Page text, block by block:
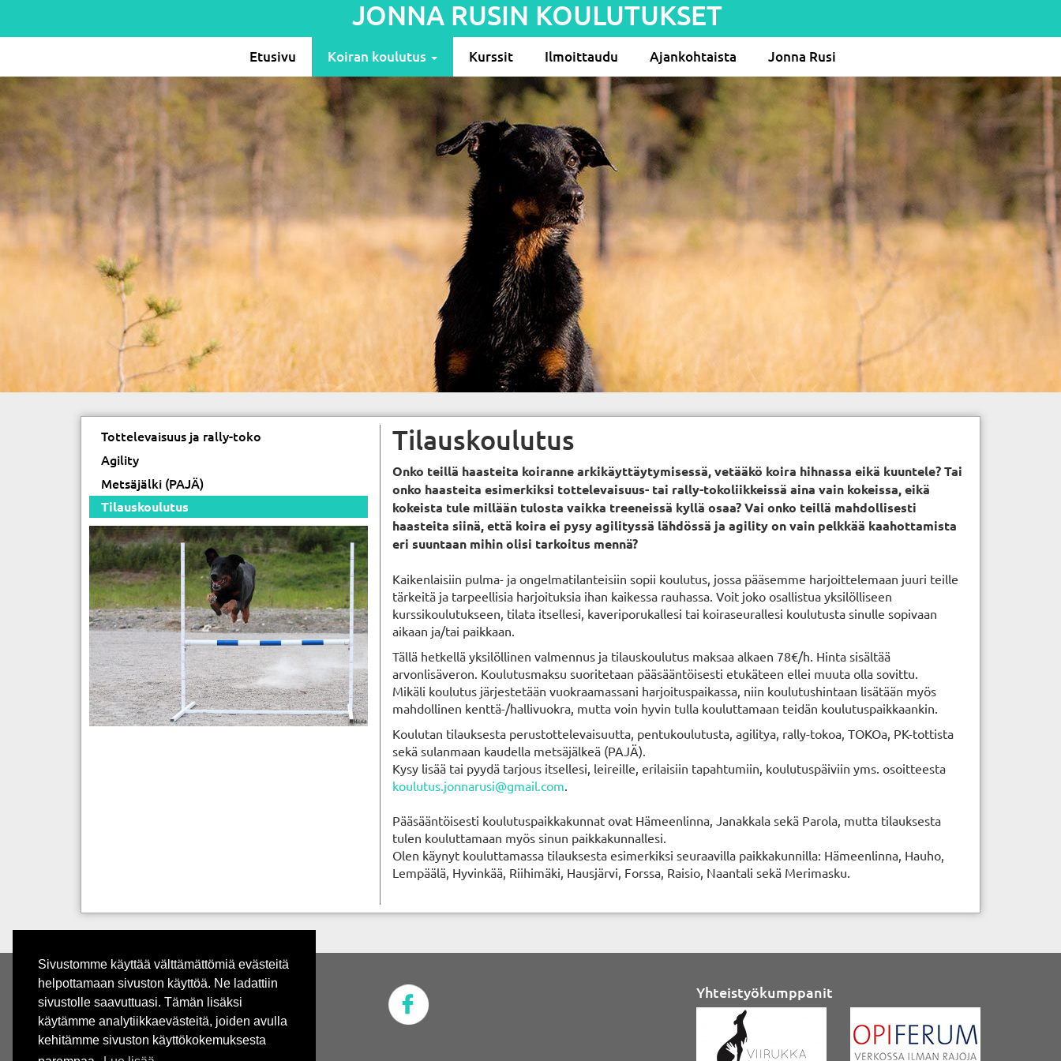
Sivustomme käyttää välttämättömiä evästeitä
helpottamaan sivuston käyttöä. Ne ladattiin
sivustolle saavuttuasi. Tämän lisäksi
käytämme analytiikkaevästeitä, joiden avulla
kehitämme sivuston käyttökokemuksesta
JONNA RUSIN KOULUTUKSET
Etusivu Koiran koulutus Kurssit Ilmoittaudu Ajankohtaista Jonna Rusi
Tottelevaisuus ja rally-toko
Agility
Metsäjälki (PAJÄ)
Tilauskoulutus
Tilauskoulutus
Onko teillä haasteita koiranne arkikäyttäytymisessä, vetääkö koira hihnassa eikä kuuntele? Tai
onko haasteita esimerkiksi tottelevaisuus- tai rally-tokoliikkeissä aina vain kokeissa, eikä
kokeista tule millään tulosta vaikka treeneissä kyllä osaa? Vai onko teillä mahdollisesti
haasteita siinä, että koira ei pysy agilityssä lähdössä ja agility on vain pelkkää kaahottamista
eri suuntaan mihin olisi tarkoitus mennä?
Kaikenlaisiin pulma- ja ongelmatilanteisiin sopii koulutus, jossa pääsemme harjoittelemaan juuri teille
tärkeitä ja tarpeellisia harjoituksia ihan kaikessa rauhassa. Voit joko osallistua yksilölliseen
kurssikoulutukseen, tilata itsellesi, kaveriporukallesi tai koiraseurallesi koulutusta sinulle sopivaan
aikaan ja/tai paikkaan.
Tällä hetkellä yksilöllinen valmennus ja tilauskoulutus maksaa alkaen 78€/h. Hinta sisältää
arvonlisäveron. Koulutusmaksu suoritetaan pääsääntöisesti etukäteen ellei muuta olla sovittu.
Mikäli koulutus järjestetään vuokraamassani harjoituspaikassa, niin koulutushintaan lisätään myös
mahdollinen kenttä-/hallivuokra, mutta voin hyvin tulla kouluttamaan teidän koulutuspaikkaankin.
Koulutan tilauksesta perustottelevaisuutta, pentukoulutusta, agilitya, rally-tokoa, TOKOa, PK-tottista
sekä sulanmaan kaudella metsäjälkeä (PAJÄ).
Kysy lisää tai pyydä tarjous itsellesi, leireille, erilaisiin tapahtumiin, koulutuspäiviin yms. osoitteesta
koulutus.jonnarusi@gmail.com.
Pääsääntöisesti koulutuspaikkakunnat ovat Hämeenlinna, Janakkala sekä Parola, mutta tilauksesta
tulen kouluttamaan myös sinun paikkakunnallesi.
Olen käynyt kouluttamassa tilauksesta esimerkiksi seuraavilla paikkakunnilla: Hämeenlinna, Hauho,
Lempäälä, Hyvinkää, Riihimäki, Hausjärvi, Forssa, Raisio, Naantali sekä Merimasku.
Tmi Jonna Rusi
Y-Tunnus: 2934783-3
koulutus.jonnarusi@gmail.com
Yhteistyökumppanit